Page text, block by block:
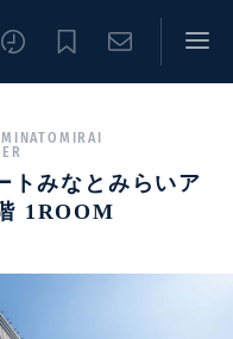
トみなとみらいア
1ROOM